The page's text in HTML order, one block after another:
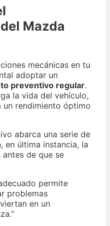
Mazda
mecánicas en tu
adoptar un
preventivo regular.
la vida del vehículo,
un rendimiento óptimo
abarca una serie de
en última instancia, la
de que se
permite
problemas
en un